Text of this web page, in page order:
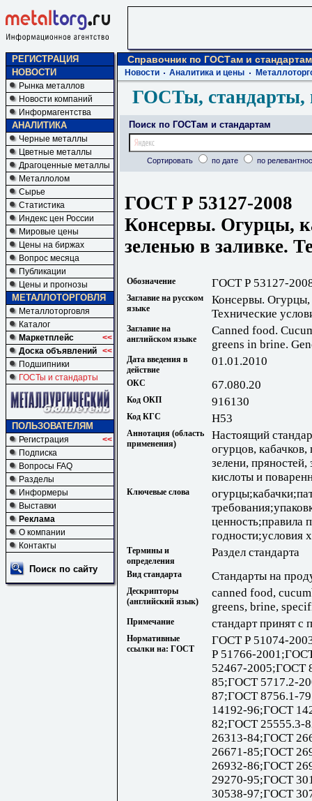
РЕГИСТРАЦИЯ
НОВОСТИ
Рынка металлов
Новости компаний
Информагентства
АНАЛИТИКА
Черные металлы
Цветные металлы
Драгоценные металлы
Металлолом
Сырье
Статистика
Индекс цен России
Мировые цены
Цены на биржах
Вопрос месяца
Публикации
Цены и прогнозы
МЕТАЛЛОТОРГОВЛЯ
Металлоторговля
Каталог
Маркетплейс
<<
Доска объявлений <<
Подшипники
ГОСТы и стандарты
ПОЛЬЗОВАТЕЛЯМ
Регистрация
<<
Подписка
Вопросы FAQ
Разделы
Информеры
Выставки
Реклама
О компании
Контакты
Поиск по сайту
Справочник по ГОСТам и стандартам
Новости Аналитика и цены
ГОСТы, стандарты,
Поиск по ГОСТам и стандартам
Сортировать по дате по
ГОСТ Р 53127-2008
Консервы. Огурцы,
зеленью в заливке.
Обозначение ГОСТ Р 53127-
Заглавие на русском
языке
Консервы. Огурцы,
Технические
Заглавие на
английском языке
Canned food.
greens in brine.
Дата введения в
действие
01.01.2010
ОКС 67.080.20
Код ОКП 916130
Код КГС Н53
Аннотация (область
применения)
Настоящий
огурцов,
зелени,
кислоты и
Ключевые слова
ценность;правила
годности;условия
Термины и
определения
Раздел стандарта
Вид стандарта Стандарты на
Дескрипторы
(английский язык)
canned food,
greens, brine,
Примечание стандарт принят с
Нормативные
ссылки на: ГОСТ
ГОСТ Р 51074-
Р 51766-
52467-2005;ГОСТ
85;ГОСТ 5717.2-
87;ГОСТ 8756.1-
14192-96;ГОСТ
82;ГОСТ 25555.3-
26313-84;ГОСТ
26671-85;ГОСТ
26932-86;ГОСТ
29270-95;ГОСТ
30538-97;ГОСТ